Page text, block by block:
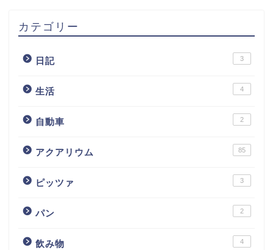
カテゴリー
日記 3
生活 4
自動車 2
アクアリウム 85
ピッツァ 3
パン 2
飲み物 4